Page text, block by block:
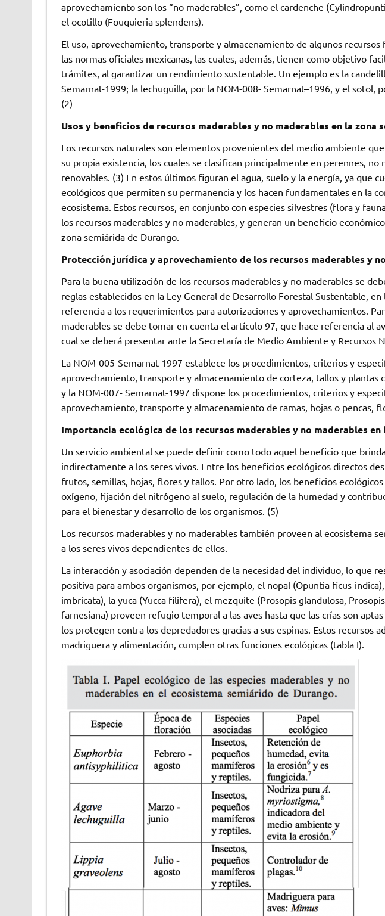
aprovechamiento son los “no maderables”, como el cardenche
el ocotillo (Fouquieria splendens).
El uso, aprovechamiento, transporte y almacenamiento de algunos
las normas oficiales mexicanas, las cuales, además, tienen como objetivo
trámites, al garantizar un rendimiento sustentable. Un ejemplo es la
Semarnat-1999; la lechuguilla, por la NOM-008- Semarnat–1996, y el sotol,
(2)
Usos y beneficios de recursos maderables y no maderables en la zona
Los recursos naturales son elementos provenientes del medio ambiente
su propia existencia, los cuales se clasifican principalmente en perennes,
renovables. (3) En estos últimos figuran el agua, suelo y la energía, ya que
ecológicos que permiten su permanencia y los hacen fundamentales en la
ecosistema. Estos recursos, en conjunto con especies silvestres (flora y
los recursos maderables y no maderables, y generan un beneficio
zona semiárida de Durango.
Protección jurídica y aprovechamiento de los recursos maderables y
Para la buena utilización de los recursos maderables y no maderables se
reglas establecidos en la Ley General de Desarrollo Forestal Sustentable,
referencia a los requerimientos para autorizaciones y aprovechamientos.
maderables se debe tomar en cuenta el artículo 97, que hace referencia al
cual se deberá presentar ante la Secretaría de Medio Ambiente y Recursos
La NOM-005-Semarnat-1997 establece los procedimientos, criterios y
aprovechamiento, transporte y almacenamiento de corteza, tallos y plantas
y la NOM-007- Semarnat-1997 dispone los procedimientos, criterios y
aprovechamiento, transporte y almacenamiento de ramas, hojas o pencas,
Importancia ecológica de los recursos maderables y no maderables en
Un servicio ambiental se puede definir como todo aquel beneficio que
indirectamente a los seres vivos. Entre los beneficios ecológicos directos
frutos, semillas, hojas, flores y tallos. Por otro lado, los beneficios
oxígeno, fijación del nitrógeno al suelo, regulación de la humedad y
para el bienestar y desarrollo de los organismos. (5)
Los recursos maderables y no maderables también proveen al ecosistema
a los seres vivos dependientes de ellos.
La interacción y asociación dependen de la necesidad del individuo, lo que
positiva para ambos organismos, por ejemplo, el nopal (Opuntia ficus-
imbricata), la yuca (Yucca filifera), el mezquite (Prosopis glandulosa,
farnesiana) proveen refugio temporal a las aves hasta que las crías son
los protegen contra los depredadores gracias a sus espinas. Estos recursos
madriguera y alimentación, cumplen otras funciones ecológicas (tabla I).